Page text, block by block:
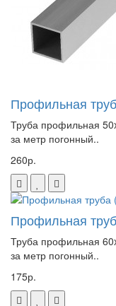
Профильная
Труба профильная
за метр погонный..
260р.
Профильная
Труба профильная
за метр погонный..
175р.